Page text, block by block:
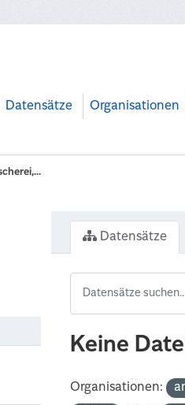
Datensätze Organisationen
Datensätze
Keine
Organisationen: